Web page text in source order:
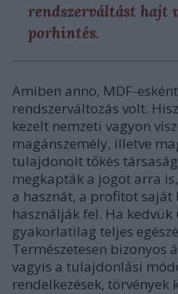
rendszerváltást hajt
porhintés.
Amiben anno, MDF-
rendszerváltozás volt.
kezelt nemzeti vagyon
magánszemély, illetve
tulajdonolt tőkés
megkapták a jogot arra
a hasznát, a profitot
használják fel. Ha
gyakorlatilag teljes
Természetesen bizonyos
vagyis a tulajdonlási
rendelkezések, törvények